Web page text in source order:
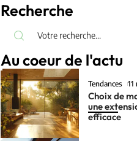
Recherche
Au coeur de l'actu
Tendances 11
Choix de
une
efficace